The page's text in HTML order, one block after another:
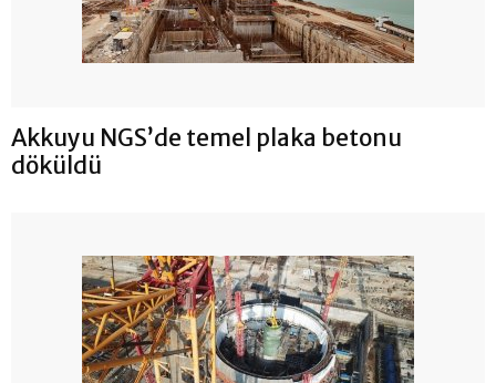
Akkuyu NGS’de temel plaka betonu
döküldü